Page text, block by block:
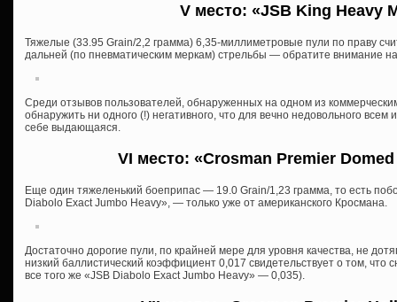
V место: «JSB King Heavy
Тяжелые (33.95 Grain/2,2 грамма) 6,35-миллиметровые пули по праву
дальней (по пневматическим меркам) стрельбы — обратите внимание
Среди отзывов пользователей, обнаруженных на одном из
обнаружить ни одного (!) негативного, что для вечно недовольного всем
себе выдающаяся.
VI место: «Crosman Premier
Еще один тяжеленький боеприпас — 19.0 Grain/1,23 грамма, то есть
Diabolo Exact Jumbo Heavy», — только уже от американского Кросмана.
Достаточно дорогие пули, по крайней мере для уровня качества, не
низкий баллистический коэффициент 0,017 свидетельствует о том, что
все того же «JSB Diabolo Exact Jumbo Heavy» — 0,035).